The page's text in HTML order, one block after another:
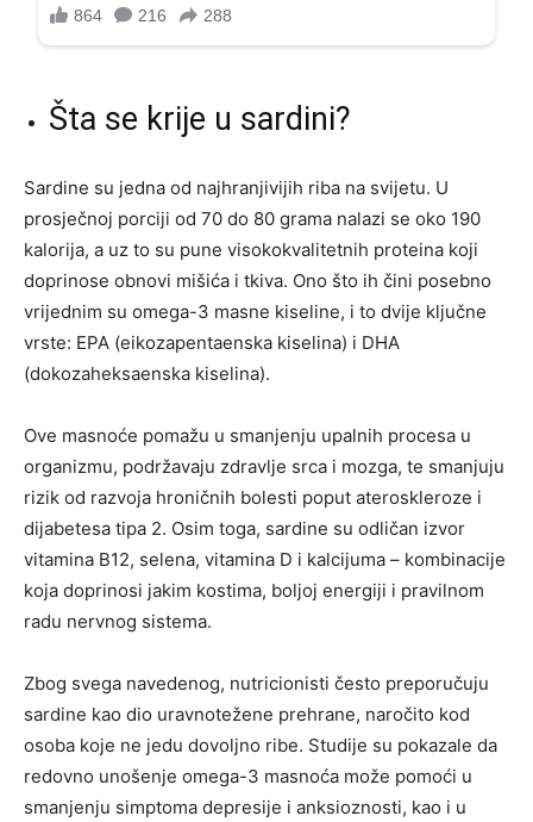
Šta se krije u sardini?
Sardine su jedna od najhranjivijih riba na svijetu. U
prosječnoj porciji od 70 do 80 grama nalazi se oko 190
kalorija, a uz to su pune visokokvalitetnih proteina koji
doprinose obnovi mišića i tkiva. Ono što ih čini posebno
vrijednim su omega-3 masne kiseline, i to dvije ključne
vrste: EPA (eikozapentaenska kiselina) i DHA
(dokozaheksaenska kiselina).
Ove masnoće pomažu u smanjenju upalnih procesa u
organizmu, podržavaju zdravlje srca i mozga, te smanjuju
rizik od razvoja hroničnih bolesti poput ateroskleroze i
dijabetesa tipa 2. Osim toga, sardine su odličan izvor
vitamina B12, selena, vitamina D i kalcijuma – kombinacije
koja doprinosi jakim kostima, boljoj energiji i pravilnom
radu nervnog sistema.
Zbog svega navedenog, nutricionisti često preporučuju
sardine kao dio uravnotežene prehrane, naročito kod
osoba koje ne jedu dovoljno ribe. Studije su pokazale da
redovno unošenje omega-3 masnoća može pomoći u
smanjenju simptoma depresije i anksioznosti, kao i u